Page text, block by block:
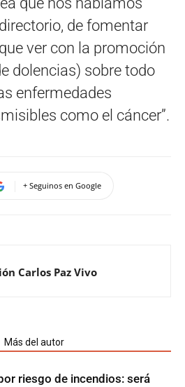
de fomentar
ver con la promoción
dolencias) sobre todo
enfermedades
como el cáncer”.
+ Seguinos en Google
Carlos Paz Vivo
Más del autor
riesgo de incendios: será